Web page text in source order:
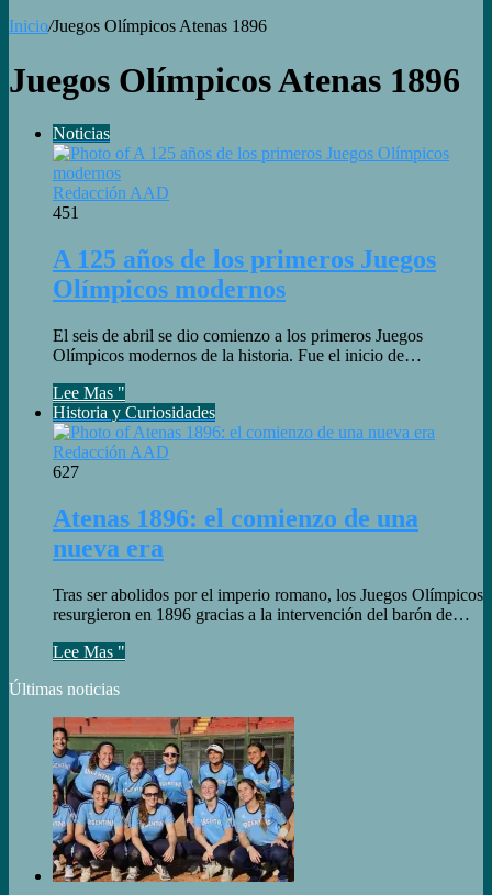
Inicio/Juegos Olímpicos Atenas 1896
Juegos Olímpicos Atenas 1896
Noticias
Redacción AAD
451
A 125 años de los primeros Juegos
Olímpicos modernos
El seis de abril se dio comienzo a los primeros Juegos
Olímpicos modernos de la historia. Fue el inicio de…
Lee Mas "
Historia y Curiosidades
Redacción AAD
627
Atenas 1896: el comienzo de una
nueva era
Tras ser abolidos por el imperio romano, los Juegos Olímpicos
resurgieron en 1896 gracias a la intervención del barón de…
Lee Mas "
Últimas noticias